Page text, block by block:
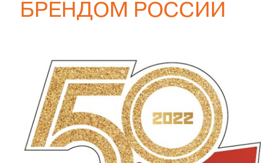
БРЕНДОМ РОССИИ